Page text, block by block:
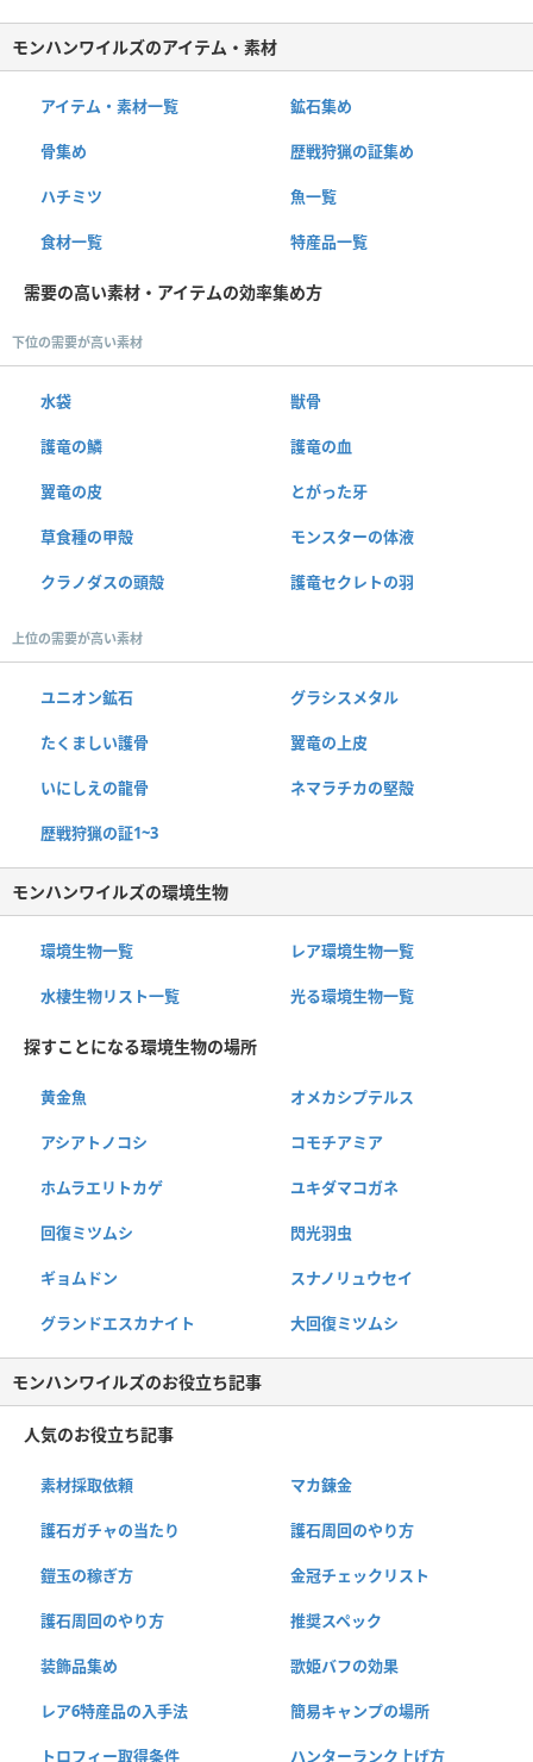
モンハンワイルズのアイテム・素材
アイテム・素材一覧 鉱石集め
骨集め 歴戦狩猟の証集め
ハチミツ 魚一覧
食材一覧 特産品一覧
需要の高い素材・アイテムの効率集め方
下位の需要が高い素材
水袋 獣骨
護竜の鱗 護竜の血
翼竜の皮 とがった牙
草食種の甲殻 モンスターの体液
クラノダスの頭殻 護竜セクレトの羽
上位の需要が高い素材
ユニオン鉱石 グラシスメタル
たくましい護骨 翼竜の上皮
いにしえの龍骨 ネマラチカの堅殻
歴戦狩猟の証1~3
モンハンワイルズの環境生物
環境生物一覧 レア環境生物一覧
水棲生物リスト一覧 光る環境生物一覧
探すことになる環境生物の場所
黄金魚 オメカシプテルス
アシアトノコシ コモチアミア
ホムラエリトカゲ ユキダマコガネ
回復ミツムシ 閃光羽虫
ギョムドン スナノリュウセイ
グランドエスカナイト 大回復ミツムシ
モンハンワイルズのお役立ち記事
人気のお役立ち記事
素材採取依頼 マカ錬金
護石ガチャの当たり 護石周回のやり方
鎧玉の稼ぎ方 金冠チェックリスト
護石周回のやり方 推奨スペック
装飾品集め 歌姫バフの効果
レア6特産品の入手法 簡易キャンプの場所
トロフィー取得条件 ハンターランク上げ方